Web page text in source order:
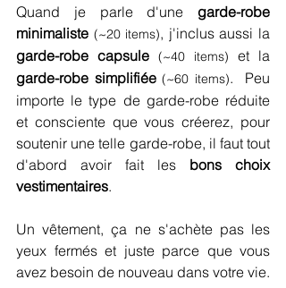
Quand je parle d'une garde-robe
minimaliste (~20 items)
garde-robe capsule (~40 items)
garde-robe simplifiée (~60 items).  Peu
importe le type de garde-robe réduite
et consciente que vous créerez, pour
soutenir une telle garde-robe, il faut tout
d'abord avoir fait les bons choix
vestimentaires.
Un vêtement, ça ne s'achète pas les
yeux fermés et juste parce que vous
avez besoin de nouveau dans votre vie.